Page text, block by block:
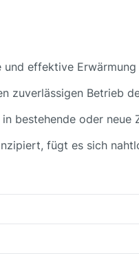
effektive
zuverlässigen Betrieb
bestehende oder neue
fügt es sich